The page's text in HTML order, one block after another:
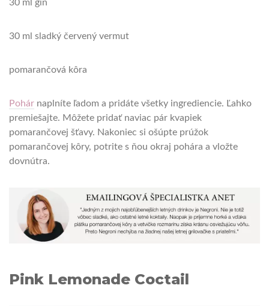
30 ml gin
30 ml sladký červený vermut
pomarančová kôra
Pohár naplníte ľadom a pridáte všetky ingrediencie. Ľahko
premiešajte. Môžete pridať naviac pár kvapiek
pomarančovej šťavy. Nakoniec si ošúpte prúžok
pomarančovej kôry, potrite s ňou okraj pohára a vložte
dovnútra.
Pink Lemonade Coctail